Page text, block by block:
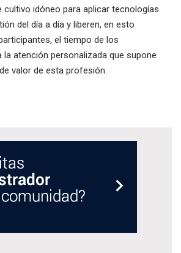
cultivo idóneo para aplicar tecnologías
del día a día y liberen, en esto
el tiempo de los
atención personalizada que supone
valor de esta profesión.